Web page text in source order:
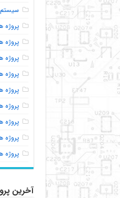
پروژه
پروژه
پروژه
پروژه
پروژه
پروژه
پروژه
پروژه
آخرین